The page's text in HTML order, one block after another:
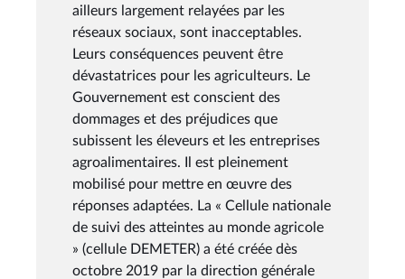
ailleurs largement relayées par les
réseaux sociaux, sont inacceptables.
Leurs conséquences peuvent être
dévastatrices pour les agriculteurs. Le
Gouvernement est conscient des
dommages et des préjudices que
subissent les éleveurs et les entreprises
agroalimentaires. Il est pleinement
mobilisé pour mettre en œuvre des
réponses adaptées. La « Cellule nationale
de suivi des atteintes au monde agricole
» (cellule DEMETER) a été créée dès
octobre 2019 par la direction générale